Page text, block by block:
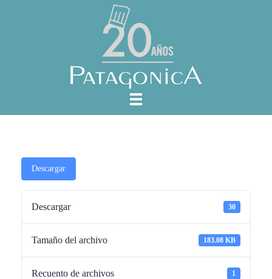
Descargar
Descargar 30
Tamaño del archivo 183.08 KB
Recuento de archivos 1